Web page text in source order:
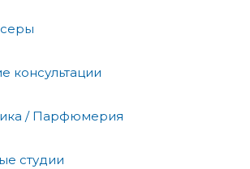
консультации
/ Парфюмерия
студии